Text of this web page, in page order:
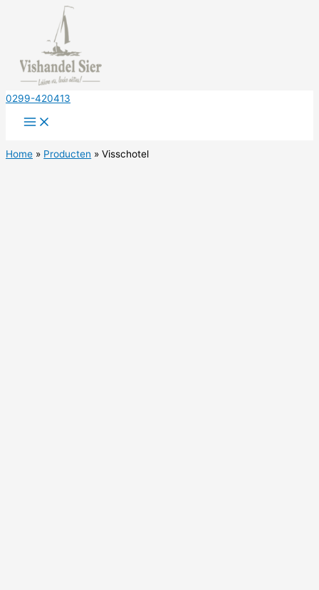
inhoud
0299-420413
Home Producten Visschotel